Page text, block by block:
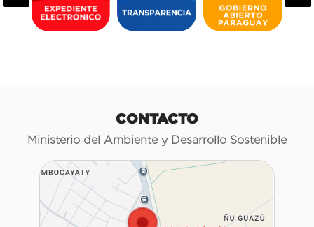
CONTACTO
Ministerio del Ambiente y Desarrollo Sostenible